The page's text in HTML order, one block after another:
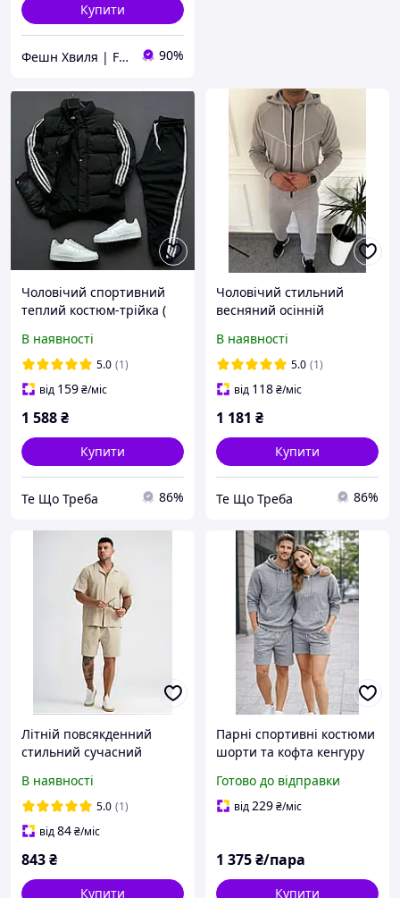
Купити
Фешн Хвиля | Fashion Wave 90%
Чоловічий спортивний
теплий костюм-трійка (
52-56
В наявності
5.0 (1)
від 159₴/міс
1 588₴
Купити
Те Що Треба 86%
Чоловічий стильний
весняний осінній
костюм-двійка батал 46-
48,50-52,54-56
В наявності
5.0 (1)
від 118₴/міс
1 181 ₴
Купити
Те Що Треба 86%
Літній повсякденний
стильний сучасний
чорного бежевого
кольору 46-48,50-52,54-56
В наявності
5.0 (1)
від84₴/міс
843₴
Купити
Парні спортивні костюми
шорти та кофта кенгуру
Готово до відправки
від229₴/міс
1 375₴/пара
Купити